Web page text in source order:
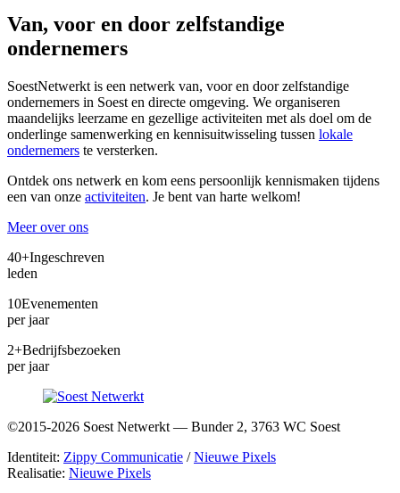
Van, voor en door zelfstandige
ondernemers
SoestNetwerkt is een netwerk van, voor en door zelfstandige
ondernemers in Soest en directe omgeving. We organiseren
maandelijks leerzame en gezellige activiteiten met als doel om de
onderlinge samenwerking en kennisuitwisseling tussen lokale
ondernemers te versterken.
Ontdek ons netwerk en kom eens persoonlijk kennismaken tijdens
een van onze activiteiten. Je bent van harte welkom!
Meer over ons
40+Ingeschreven
leden
10Evenementen
per jaar
2+Bedrijfsbezoeken
per jaar
©2015-2026 Soest Netwerkt — Bunder 2, 3763 WC Soest
Identiteit: Zippy Communicatie /Nieuwe Pixels
Realisatie: Nieuwe Pixels